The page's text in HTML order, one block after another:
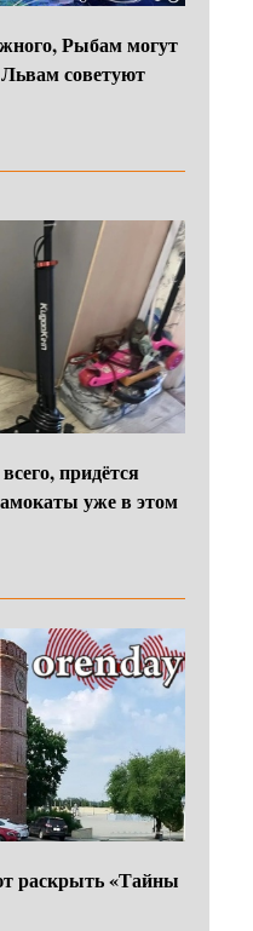
Рыбам могут
советуют
придётся
уже в этом
раскрыть «Тайны